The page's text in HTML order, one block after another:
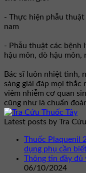
- Thực hiện phẫu
nam
- Phẫu thuật các bệnh
hậu môn, dò hậu môn,
Bác sĩ luôn nhiệt tình,
sàng giải đáp mọi thắc
viêm nhiễm cơ quan
cũng như là chuẩn
Latest posts by Tra
Thuốc Plaquenil
dụng phụ cần
Thông tin đầy đủ
06/10/2024